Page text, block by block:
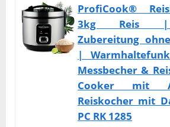
ProfiCook®
3kg Reis |
Zubereitung
|
Messbecher &
Cooker mit
Reiskocher mit
PC RK 1285